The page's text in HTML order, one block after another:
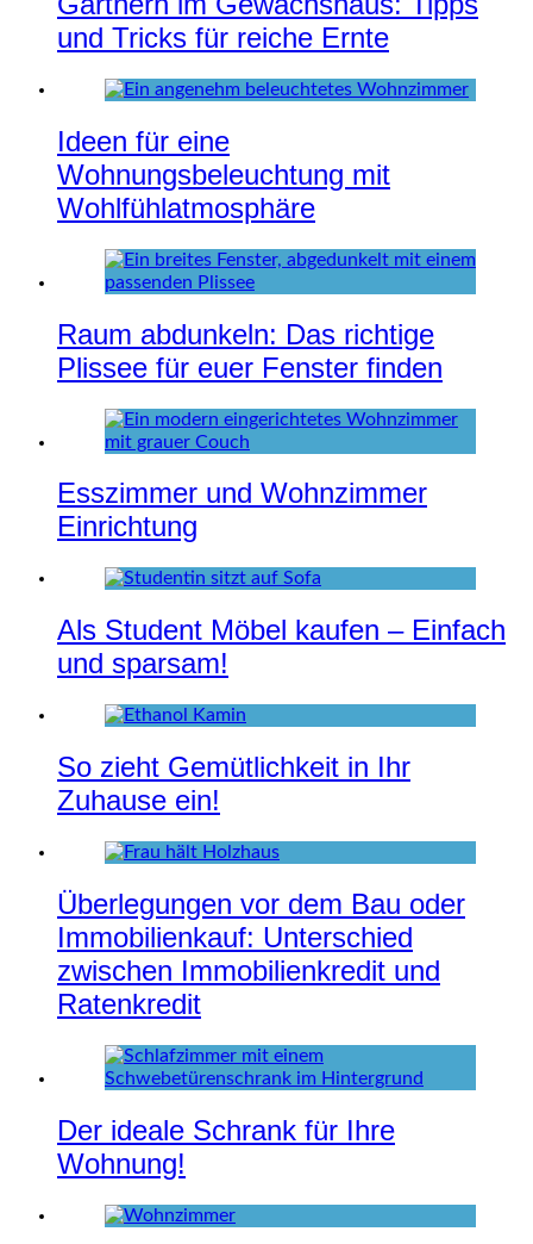
und Tricks für reiche Ernte
Ideen für eine
Wohnungsbeleuchtung mit
Wohlfühlatmosphäre
Raum abdunkeln: Das richtige
Plissee für euer Fenster finden
Esszimmer und Wohnzimmer
Einrichtung
Als Student Möbel kaufen – Einfach
und sparsam!
So zieht Gemütlichkeit in Ihr
Zuhause ein!
Überlegungen vor dem Bau oder
Immobilienkauf: Unterschied
zwischen Immobilienkredit und
Ratenkredit
Der ideale Schrank für Ihre
Wohnung!